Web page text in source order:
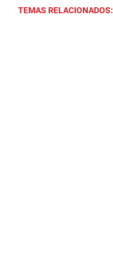
TEMAS RELACIONADOS: